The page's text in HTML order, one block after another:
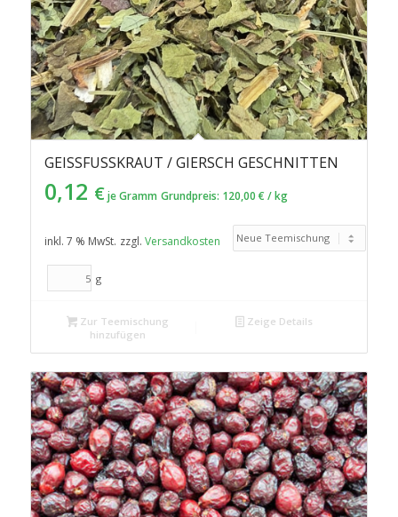
GEISSFUSSKRAUT / GIERSCH GESCHNITTEN
0,12 € je Gramm Grundpreis: 120,00 € /kg
inkl. 7 % MwSt. zzgl. Versandkosten
g
Zur Teemischung
hinzufügen
Zeige Details